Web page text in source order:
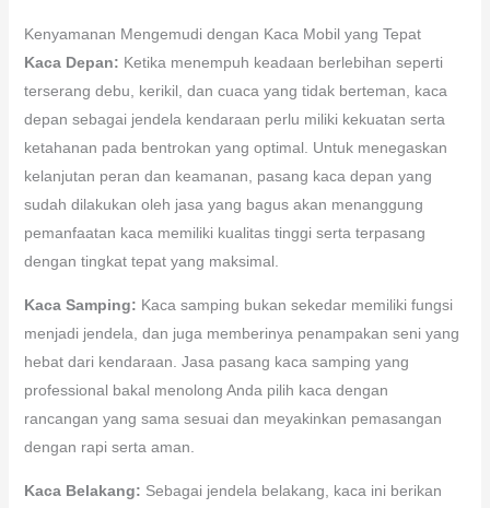
Kenyamanan Mengemudi dengan Kaca Mobil yang Tepat
Kaca Depan: Ketika menempuh keadaan berlebihan seperti
terserang debu, kerikil, dan cuaca yang tidak berteman, kaca
depan sebagai jendela kendaraan perlu miliki kekuatan serta
ketahanan pada bentrokan yang optimal. Untuk menegaskan
kelanjutan peran dan keamanan, pasang kaca depan yang
sudah dilakukan oleh jasa yang bagus akan menanggung
pemanfaatan kaca memiliki kualitas tinggi serta terpasang
dengan tingkat tepat yang maksimal.
Kaca Samping: Kaca samping bukan sekedar memiliki fungsi
menjadi jendela, dan juga memberinya penampakan seni yang
hebat dari kendaraan. Jasa pasang kaca samping yang
professional bakal menolong Anda pilih kaca dengan
rancangan yang sama sesuai dan meyakinkan pemasangan
dengan rapi serta aman.
Kaca Belakang: Sebagai jendela belakang, kaca ini berikan